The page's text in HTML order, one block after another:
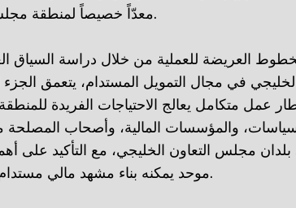
معدّاً خصيصاً لمنطقة مجلس التعاون الخليجي.
العريضة للعملية من خلال دراسة السياق
في مجال التمويل المستدام، يتعمق الجزء
عمل متكامل يعالج الاحتياجات الفريدة
والمؤسسات المالية، وأصحاب
بلدان مجلس التعاون الخليجي، مع التأكيد على
موحد يمكنه بناء مشهد مالي مستدام أقوى في المنطقة.